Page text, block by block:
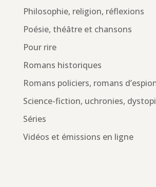
Philosophie, religion, réflexions
Poésie, théâtre et chansons
Pour rire
Romans historiques
Romans policiers, romans
Science-fiction, uchronies,
Séries
Vidéos et émissions en ligne